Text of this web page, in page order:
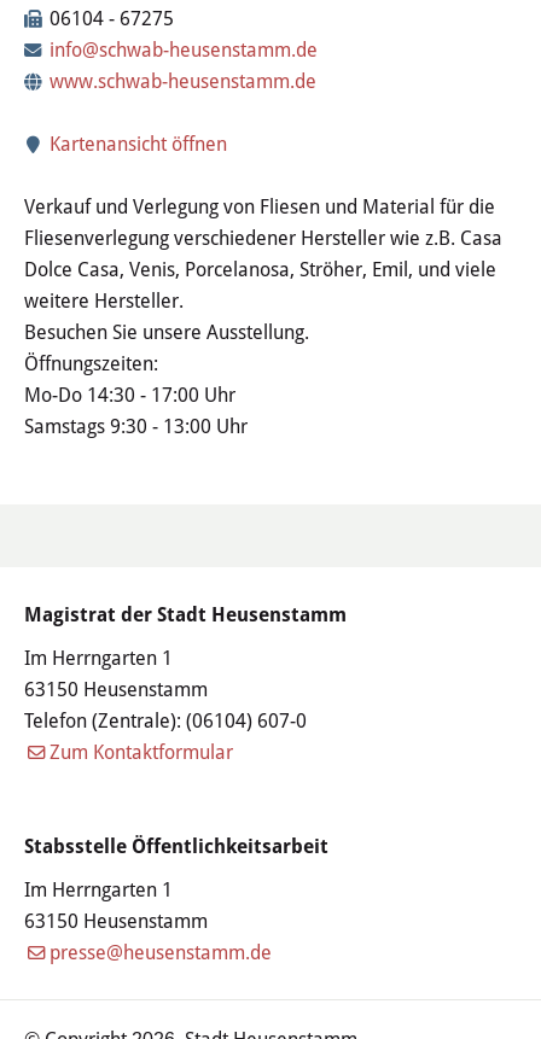
06104 - 67275
info@schwab-heusenstamm.de
www.schwab-heusenstamm.de
Kartenansicht öffnen
Verkauf und Verlegung von Fliesen und Material für die
Fliesenverlegung verschiedener Hersteller wie z.B. Casa
Dolce Casa, Venis, Porcelanosa, Ströher, Emil, und viele
weitere Hersteller.
Besuchen Sie unsere Ausstellung.
Öffnungszeiten:
Mo-Do 14:30 - 17:00 Uhr
Samstags 9:30 - 13:00 Uhr
Magistrat der Stadt Heusenstamm
Im Herrngarten 1
63150 Heusenstamm
Telefon (Zentrale): (06104) 607-0
Zum Kontaktformular
Stabsstelle Öffentlichkeitsarbeit
Im Herrngarten 1
63150 Heusenstamm
presse@heusenstamm.de
Wasser & Abwasser
Ortsgerichte & Schiedsamt
Satzungen & Stadtrecht
Ausschreibungen
Karriere & Ausbildung
Steuern & Gebühren
Gremien
Kinder- und Jugendparlament
Danke für die Anmeldung
Pressecenter
Aktuelle Meldungen
Detail